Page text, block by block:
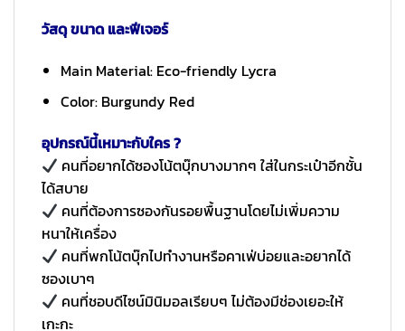
วัสดุ ขนาด และฟีเจอร์
Main Material: Eco-friendly Lycra
Color: Burgundy Red
อุปกรณ์นี้เหมาะกับใคร ?
คนที่อยากได้ซองโน้ตบุ๊กบางมากๆ ใส่ในกระเป๋าอีกชั้น
ได้สบาย
คนที่ต้องการซองกันรอยพื้นฐานโดยไม่เพิ่มความ
หนาให้เครื่อง
คนที่พกโน้ตบุ๊กไปทำงานหรือคาเฟ่บ่อยและอยากได้
ซองเบาๆ
คนที่ชอบดีไซน์มินิมอลเรียบๆ ไม่ต้องมีช่องเยอะให้
เกะกะ